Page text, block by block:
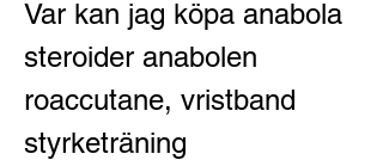
Var kan jag köpa anabola
steroider anabolen
roaccutane, vristband
styrketräning